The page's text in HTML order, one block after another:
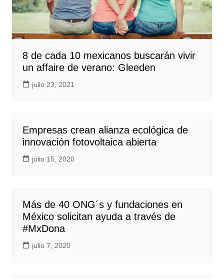
8 de cada 10 mexicanos buscarán vivir
un affaire de verano: Gleeden
julio 23, 2021
Empresas crean alianza ecológica de
innovación fotovoltaica abierta
julio 15, 2020
Más de 40 ONG´s y fundaciones en
México solicitan ayuda a través de
#MxDona
julio 7, 2020